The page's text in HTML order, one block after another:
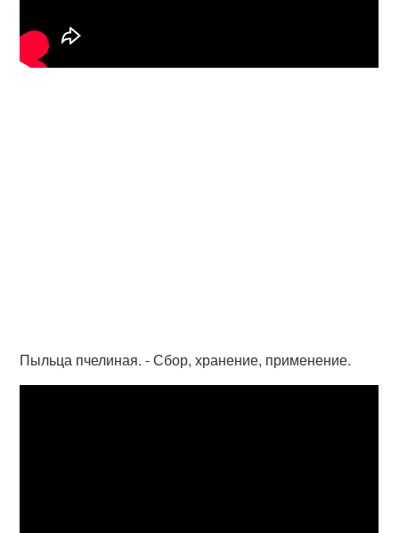
Пыльца пчелиная. - Сбор, хранение, применение.